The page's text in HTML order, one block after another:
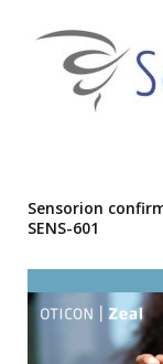
Sensorion
SENS-601